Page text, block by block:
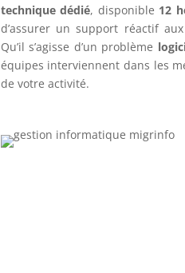
technique dédié, disponible 12
d’assurer un support réactif
Qu’il s’agisse d’un problème
équipes interviennent dans les
de votre activité.